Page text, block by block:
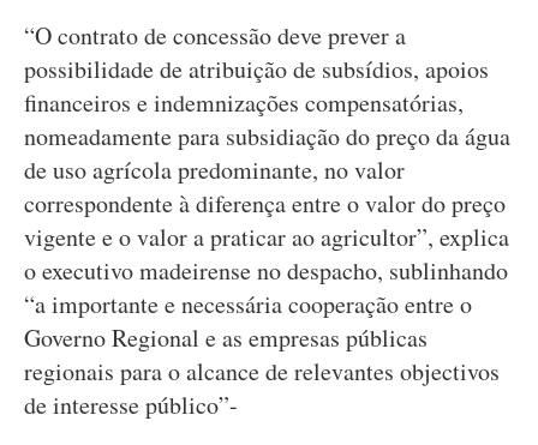
“O contrato de concessão deve prever a
possibilidade de atribuição de subsídios, apoios
financeiros e indemnizações compensatórias,
nomeadamente para subsidiação do preço da água
de uso agrícola predominante, no valor
correspondente à diferença entre o valor do preço
vigente e o valor a praticar ao agricultor”, explica
o executivo madeirense no despacho, sublinhando
“a importante e necessária cooperação entre o
Governo Regional e as empresas públicas
regionais para o alcance de relevantes objectivos
de interesse público”-